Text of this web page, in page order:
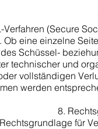
(Secure
eine einzelne
Schüssel-
technischer und
vollständigen
werden
8.
für